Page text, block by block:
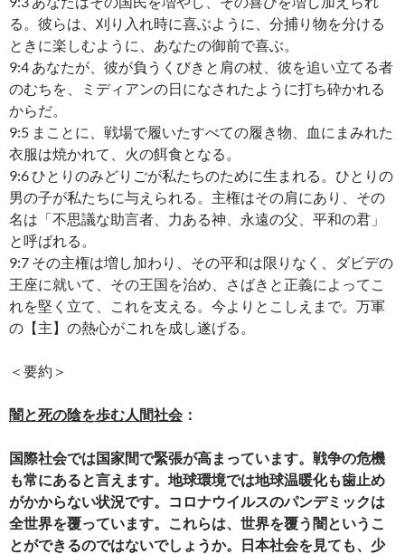
る。彼らは、刈り入れ時に喜ぶように、分捕り物を分ける
ときに楽しむように、あなたの御前で喜ぶ。
9:4 あなたが、彼が負うくびきと肩の杖、彼を追い立てる者
のむちを、ミディアンの日になされたように打ち砕かれる
からだ。
9:5 まことに、戦場で履いたすべての履き物、血にまみれた
衣服は焼かれて、火の餌食となる。
9:6 ひとりのみどりごが私たちのために生まれる。ひとりの
男の子が私たちに与えられる。主権はその肩にあり、その
名は「不思議な助言者、力ある神、永遠の父、平和の君」
と呼ばれる。
9:7 その主権は増し加わり、その平和は限りなく、ダビデの
王座に就いて、その王国を治め、さばきと正義によってこ
れを堅く立て、これを支える。今よりとこしえまで。万軍
の【主】の熱心がこれを成し遂げる。
＜要約＞
闇と死の陰を歩む人間社会 ：
国際社会では国家間で緊張が高まっています。戦争の危機
も常にあると言えます。地球環境では地球温暖化も歯止め
がかからない状況です。コロナウイルスのパンデミックは
全世界を覆っています。これらは、世界を覆う闇というこ
とができるのではないでしょうか。日本社会を見ても、少